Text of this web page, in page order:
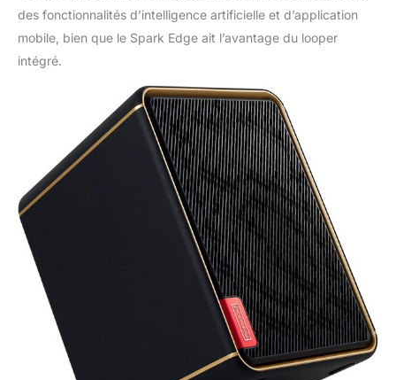
des fonctionnalités d’intelligence artificielle et d’application
mobile, bien que le Spark Edge ait l’avantage du looper
intégré.